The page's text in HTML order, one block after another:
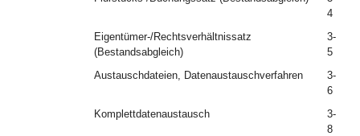
4
Eigentümer-/Rechtsverhältnissatz
(Bestandsabgleich)
3-
5
Austauschdateien, Datenaustauschverfahren
3-
6
Komplettdatenaustausch
3-
8